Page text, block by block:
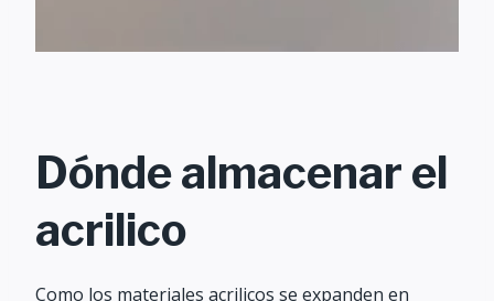
Dónde almacenar el
acrilico
Como los materiales acrilicos se expanden en